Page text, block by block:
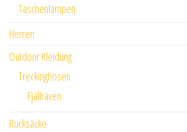
Taschenlampen
Herren
Outdoor Kleidung
Treckinghosen
Fjällräven
Rucksäcke